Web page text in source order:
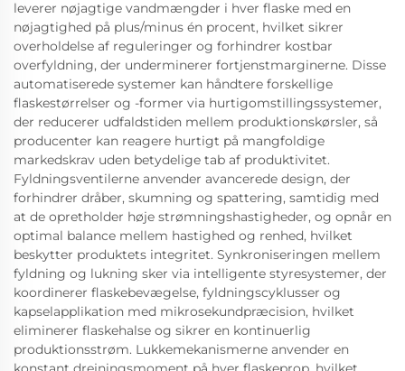
leverer nøjagtige vandmængder i hver flaske med en
nøjagtighed på plus/minus én procent, hvilket sikrer
overholdelse af reguleringer og forhindrer kostbar
overfyldning, der underminerer fortjenstmarginerne. Disse
automatiserede systemer kan håndtere forskellige
flaskestørrelser og -former via hurtigomstillingssystemer,
der reducerer udfaldstiden mellem produktionskørsler, så
producenter kan reagere hurtigt på mangfoldige
markedskrav uden betydelige tab af produktivitet.
Fyldningsventilerne anvender avancerede design, der
forhindrer dråber, skumning og spattering, samtidig med
at de opretholder høje strømningshastigheder, og opnår en
optimal balance mellem hastighed og renhed, hvilket
beskytter produktets integritet. Synkroniseringen mellem
fyldning og lukning sker via intelligente styresystemer, der
koordinerer flaskebevægelse, fyldningscyklusser og
kapselapplikation med mikrosekundpræcision, hvilket
eliminerer flaskehalse og sikrer en kontinuerlig
produktionsstrøm. Lukkemekanismerne anvender en